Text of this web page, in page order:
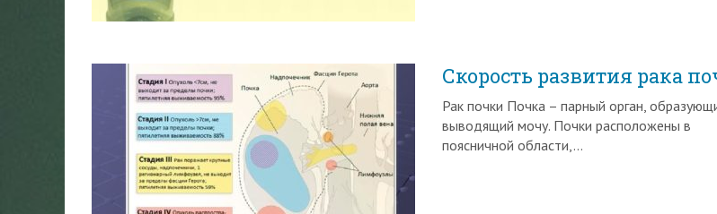
Скорость развития рака
Рак почки Почка – парный орган,
выводящий мочу. Почки расположены в
поясничной области,…